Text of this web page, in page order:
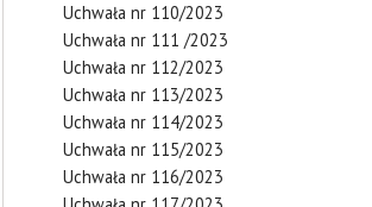
Uchwała nr 110/2023
Uchwała nr 111 /2023
Uchwała nr 112/2023
Uchwała nr 113/2023
Uchwała nr 114/2023
Uchwała nr 115/2023
Uchwała nr 116/2023